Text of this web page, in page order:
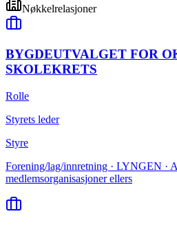
Nøkkelrelasjoner
BYGDEUTVALGET FOR
SKOLEKRETS
Rolle
Styrets leder
Styre
Forening/lag/innretning · LYNGEN ·
medlemsorganisasjoner ellers